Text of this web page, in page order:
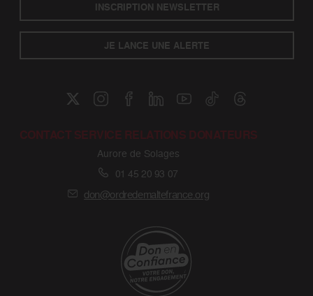
INSCRIPTION NEWSLETTER
JE LANCE UNE ALERTE
CONTACT SERVICE RELATIONS DONATEURS
Aurore de Solages
01 45 20 93 07
don@ordredemaltefrance.org